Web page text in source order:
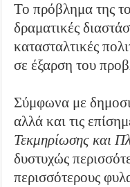
Το πρόβλημα της
δραματικές
κατασταλτικές
σε έξαρση του
Σύμφωνα με
αλλά και τις
Τεκμηρίωσης και
δυστυχώς
περισσότερους